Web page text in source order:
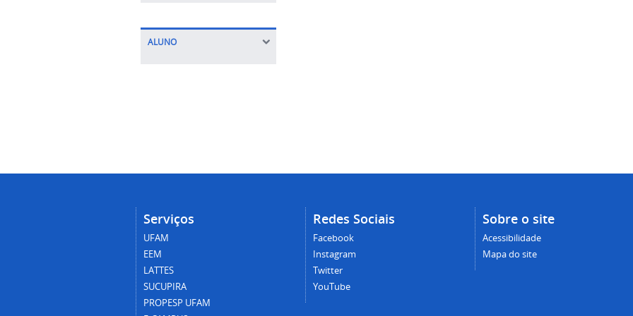
ALUNO
Serviços
UFAM
EEM
LATTES
SUCUPIRA
PROPESP UFAM
Redes Sociais
Facebook
Instagram
Twitter
YouTube
Sobre o site
Acessibilidade
Mapa do site